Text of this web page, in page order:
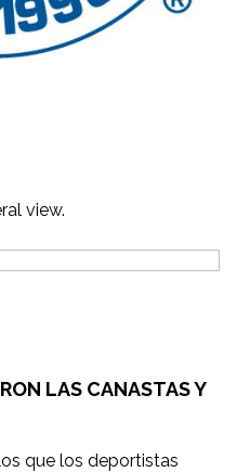
view.
LAS CANASTAS Y
que los deportistas